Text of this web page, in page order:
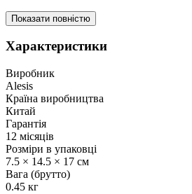
Показати повністю
Характеристики
Виробник
Alesis
Країна виробництва
Китай
Гарантія
12 місяців
Розміри в упаковці
7.5 × 14.5 × 17 см
Вага (брутто)
0.45 кг